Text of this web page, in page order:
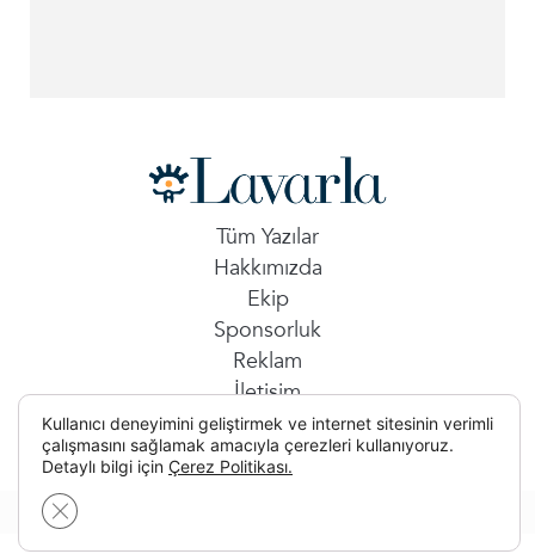
Tüm Yazılar
Hakkımızda
Ekip
Sponsorluk
Reklam
İletişim
Kullanıcı deneyimini geliştirmek ve internet sitesinin verimli
çalışmasını sağlamak amacıyla çerezleri kullanıyoruz.
Detaylı bilgi için Çerez Politikası.
GDPR çerez şeridini kapat